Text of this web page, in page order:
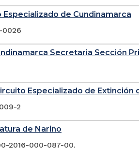
de Cundinamarca
0026
Secretaria Sección
Especializado de Extinción
2
de Nariño
2016-000-087-00.